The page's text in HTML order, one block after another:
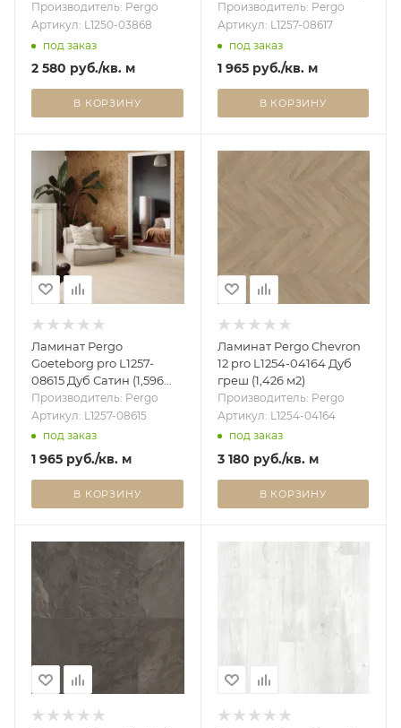
Производитель: Pergo
Артикул: L1250-03868
под заказ
2 580 руб./кв. м
В КОРЗИНУ
Производитель: Pergo
Артикул: L1257-08617
под заказ
1 965руб./кв. м
В КОРЗИНУ
Ламинат Pergo
Goeteborg pro L1257-
08615 Дуб Сатин (1,596
м2)
Производитель: Pergo
Артикул: L1257-08615
под заказ
1 965 руб./кв. м
В КОРЗИНУ
Ламинат Pergo Chevron
12 pro L1254-04164 Дуб
греш (1,426 м2)
Производитель: Pergo
Артикул: L1254-04164
под заказ
3 180 руб./кв. м
В КОРЗИНУ